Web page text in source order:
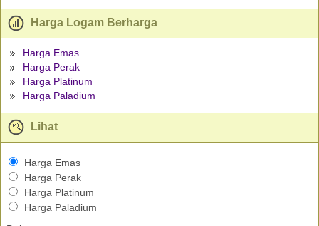
Harga Logam Berharga
Harga Emas
Harga Perak
Harga Platinum
Harga Paladium
Lihat
Harga Emas
Harga Perak
Harga Platinum
Harga Paladium